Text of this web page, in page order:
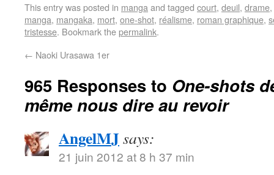
This entry was posted in manga and tagged court, deuil, drame,
manga, mangaka, mort, one-shot, réalisme, roman graphique,
tristesse. Bookmark thepermalink.
← Naoki Urasawa 1er
965 Responses to One-shots
même nous dire au revoir
AngelMJsays:
21 juin 2012 at 8 h 37 min